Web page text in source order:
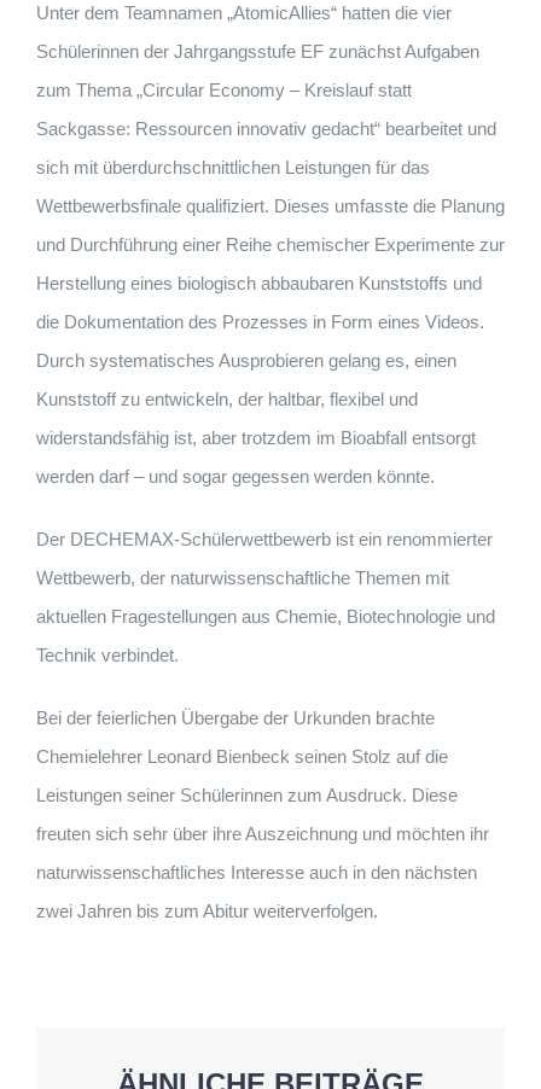
Unter dem Teamnamen „AtomicAllies“ hatten die vier
Schülerinnen der Jahrgangsstufe EF zunächst Aufgaben
zum Thema „Circular Economy – Kreislauf statt
Sackgasse: Ressourcen innovativ gedacht“ bearbeitet und
sich mit überdurchschnittlichen Leistungen für das
Wettbewerbsfinale qualifiziert. Dieses umfasste die Planung
und Durchführung einer Reihe chemischer Experimente zur
Herstellung eines biologisch abbaubaren Kunststoffs und
die Dokumentation des Prozesses in Form eines Videos.
Durch systematisches Ausprobieren gelang es, einen
Kunststoff zu entwickeln, der haltbar, flexibel und
widerstandsfähig ist, aber trotzdem im Bioabfall entsorgt
werden darf – und sogar gegessen werden könnte.
Der DECHEMAX-Schülerwettbewerb ist ein renommierter
Wettbewerb, der naturwissenschaftliche Themen mit
aktuellen Fragestellungen aus Chemie, Biotechnologie und
Technik verbindet.
Bei der feierlichen Übergabe der Urkunden brachte
Chemielehrer Leonard Bienbeck seinen Stolz auf die
Leistungen seiner Schülerinnen zum Ausdruck. Diese
freuten sich sehr über ihre Auszeichnung und möchten ihr
naturwissenschaftliches Interesse auch in den nächsten
zwei Jahren bis zum Abitur weiterverfolgen.